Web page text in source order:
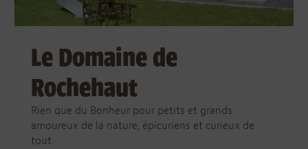
Le Domaine de
Rochehaut
Rien que du Bonheur pour petits et grands
amoureux de la nature, épicuriens et curieux de
tout.